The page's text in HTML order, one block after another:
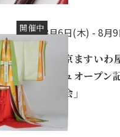
開催中8月6日(木) -8月
＜東京ますいわ
ッシュオープン
目の会」